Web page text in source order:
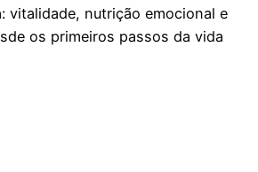
vitalidade, nutrição emocional e
os primeiros passos da vida